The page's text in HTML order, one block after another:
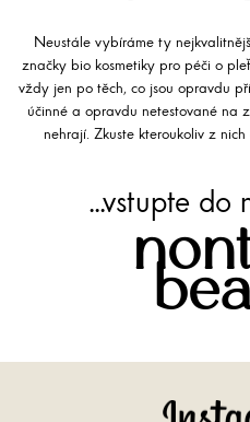
Neustále vybíráme ty
značky bio kosmetiky pro péči o
vždy jen po těch, co jsou opravdu
účinné a opravdu netestované na
nehrají. Zkuste kteroukoliv z
...vstupte do